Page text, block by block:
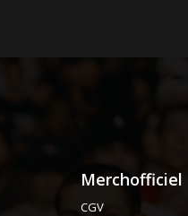
Merchofficiel
CGV